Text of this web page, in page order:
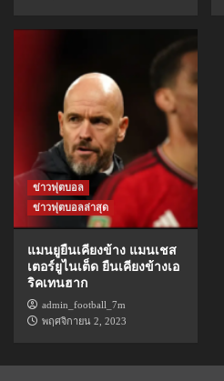
ข่าวฟุตบอล
ข่าวฟุตบอลล่าสุด
แมนยูยืนเคียงข้าง แมนเชส
เตอร์ยูไนเต็ด ยืนเคียงข้างเอ
ริคเทนฮาก
admin_football_7m
พฤศจิกายน 2, 2023